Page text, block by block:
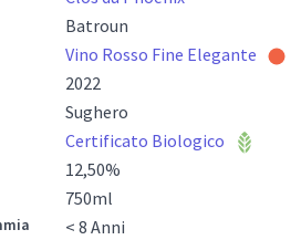
Batroun
Vino Rosso Fine Elegante
2022
Sughero
Certificato Biologico
12,50%
750ml
< 8 Anni